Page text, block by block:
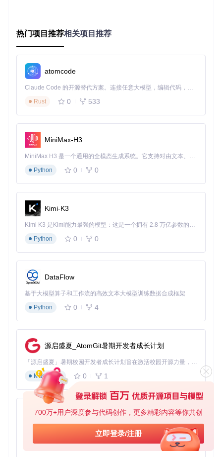
700万+用户深度参与代码创作，更多精彩内容等你共创
立即登录/注册
角色属性编辑是Diablo Edit最基础也最常用的功能。面对"如何
通过"文件→打开"加载
在侧边面板选择"基础属性"模块
在主编辑区域调整力量、敏捷、体力和能量数值
系统自动计算属性加成并实时更新界面显示
常见误区：直接将属性值调至最大值可能导致游戏平衡问
题。建议根据职业特性合理分配属性点，例如法师应优先
提升能量，而野蛮人则需重点加强体力。
构建技能配置：解锁职业全部潜力
供了可视化技能树编辑功能：
技能解锁
等级调整：通过滑块或输入框精确设置各技能等级
重置功能：支持一键重置所有技能点，重新规划 build
打造强力装备：从模板到成品的制作流程
物品编辑功能解决了"如何获取理想装备"的核心需求，通过以
点击"新建物品"按钮打开物品创建向导
从1000+物品模板中选择基础装备类型
配置装备属性，包括：
魔法属性（如+400%增强伤害）
孔数设置（用于符文镶嵌）
耐久度和品质等级
点击"添加到物品栏"完成创建
：物品属性设置需注意游戏版本兼容性，部分高级
属性在早期版本中可能无法正常生效。建议在创建前确认
目标游戏版本支持的属性范围。
实战应用：解决实际场景中的编辑难题
热门项目推荐相关项目推荐
atomcode
Claude Code 的开源替代方案。连接任意大模型，编辑代码，运行命令，自动验证 — 全自动执行。用 Rust 构建，极致性能。 ｜ An open-source alternative to Claude Code. Connect any LLM, edit code, run commands, and verify changes — autonomously. Built in Rust for speed. Get Started
Rust
0 533
MiniMax-H3
MiniMax H3 是一个通用的全模态生成系统。它支持对由文本、图像、视频和音频组成的多模态上下文进行统一理解，并能生成分辨率高达 2K、时长可达 15 秒的带原生立体声音频的视频。得益于面向任务泛化的系统设计，H3 在预训练阶段就已具备广泛的多模态上下文理解与生成能力，能够出色地执行复杂的多模态指令。
Python
0 0
Kimi-K3
Kimi K3 是Kimi能力最强的模型：这是一个拥有 2.8 万亿参数的混合专家（MoE）模型，具备原生视觉理解能力，并支持 100 万 token 的上下文窗口。
Python
0 0
DataFlow
基于大模型算子和工作流的高效文本大模型训练数据合成框架
Python
0 4
源启盛夏_AtomGit暑期开发者成长计划
「源启盛夏」暑期校园开发者成长计划旨在激活校园开源力量，通过积分激励、认证扶持、资源倾斜等形式，引导高校组织和开发者完成「入驻 — 建项目 — 做贡献 — 获认证 — 得资源」的完整闭环。无论你是想带领社团入驻平台的组织者，还是希望用代码贡献证明自己的开发者，都能在这里找到属于你的成长路径。
Markdown
0 1
py-xiaozhi
基于Python的Xiaozhi AI，适用于想要完整Xiaozhi体验而无需拥有专用硬件的用户。
Python
0 1